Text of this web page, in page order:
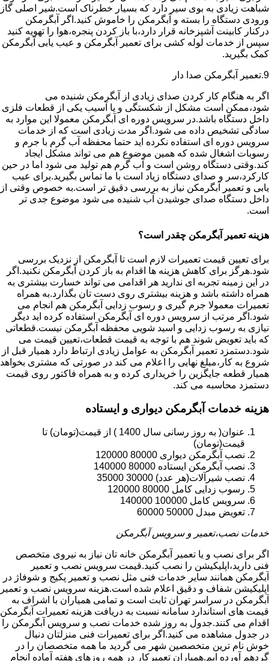
شباهت زیادی به بوی سیر دارد که بسیار خطرناک است.شیر اصلی گاز
ورودی دستگاه را بسته و آبگرمکن را خاموش کنید.اگر آبگرمکن
درکنار کابینت آشپزخانه قرار دارد،با باز کردن پنجره،هوا را تهویه کنید
سپس از خدمات لوله کشی برای تعمیر آبگرمکن و عیب یابی آبگرمکن
کمک بگیرید.
9.تعمیر آبگرمکن صدا دار
اگر به هنگام کار کردن صدای زیادی از آبگرمکن شنیده می
شود،ممکن است مشکل از شکستگی و یا آسیب یکی از قطعات فلزی
داخل دستگاه باشد.در سرویس دوره ای آبگرمکن معمولا این موارد به
سادگی تشخیص داده می شود.اگر مدت زیادی است که از خدمات
سرویس دوره ای استفاده نکرده اید حتما محفظه آب گرم با جرم و
رسوبات اشغال شده که همین موضوع هم می تواند مشکل ایجاد
کند.وقتی دستگاه روشن است و آب گرم هم تولید می شود اما در حین
کارکرد،سر و صدای دستگاه زیاد است با ما تماس بگیرید.برای عیب
یابی و تعمیر آبگرمکن نیاز به بررسی دقیق تر است.به خصوص وقتی از
داخل دستگاه صدای جوشیدن آب شنیده می شود موضوع جدی تر
است.
هزینه تعمیر آبگرمکن چقدر است؟
برای تعیین قیمت تعمیرات لازم است تا آبگرمکن از نزدیک بررسی
شود.هرگز برای کاهش هزینه ها اقدام به باز کردن آبگرمکن نکنید.اگر
در این زمینه تجربه ای ندارید هر اقدامی می تواند خسارت بیشتری به
همراه داشته باشد و هزینه بیشتری روی دست تان بگذارد.به همراه
تعمیرات معمولا جرم گیری و رسوب زدایی آبگرمکن هم انجام می
شود.اگر مرتب از سرویس دوره ای آبگرمکن استفاده کرده اید دیگر
نیازی به رسوب زدایی و اسید شویی محفظه آبگرمکن نیست.قطعاتی
که باید تعویض شوند هم با توجه به قیمت قطعات،تعیین قیمت می
شود.دستمزد تعمیر آبگرمکن به عوامل زیادی ارتباط دارد همیار قبل از
شروع به کار،مبلغ نهایی را اعلام می کند در صورتی که مشتری بخواهد
همیار قطعه جایگزین را خریداری کرده و به همراه فاکتور روی قیمت
دستمزد محاسبه می کند.
هزینه خدمات آبگرمکن دیواری و ایستاده
عنوان( به روز رسانی سال 1400 ) از قیمت(تومان) تا
قیمت(تومان)
نصب آبگرمکن دیواری 80000 120000
نصب آبگرمکن ایستاده 80000 140000
نصب شیرآلات(هر عدد) 30000 35000
رسوب زدایی کامل 80000 120000
سرویس کامل 100000 140000
تعویض مبدل 50000 60000
خدمات نصب،تعمیر و سرویس آبگرمکن
اگر برای نصب و یا تعمیر آبگرمکن خانه تان نیاز به نیروی متخصص
فنی دارید،اپلیکیشن را نصب کنید.قیمت سرویس نصب و تعمیر
آبگرمکن همانند سایر خدمات فنی مثل نصب و تعمیر پکیج و شوفاژ در
اپلیکیشن شفاف و دقیق اعلام شده است.هزینه سرویس نصب و تعمیر
آبگرمکن در سراسر تهران ثابت است و تمامی همیاران با اشراف به
قیمت های استاندارد سامانه نسبت به دریافت هزینه تعمیرات آبگرمکن
اقدام می کنند.جدول به روز شده خدمات نصب و سرویس آبگرمکن را
در جدول مشاهده می کنید.اگر برای تعمیرات فنی منزلتان دنبال
خوش نام ترین متخصصین شهر می گردید ما همه متخصصان را در
گردهم آورده ایم.همیاران تعمیرکار در همه روزهای هفته آماده انجام